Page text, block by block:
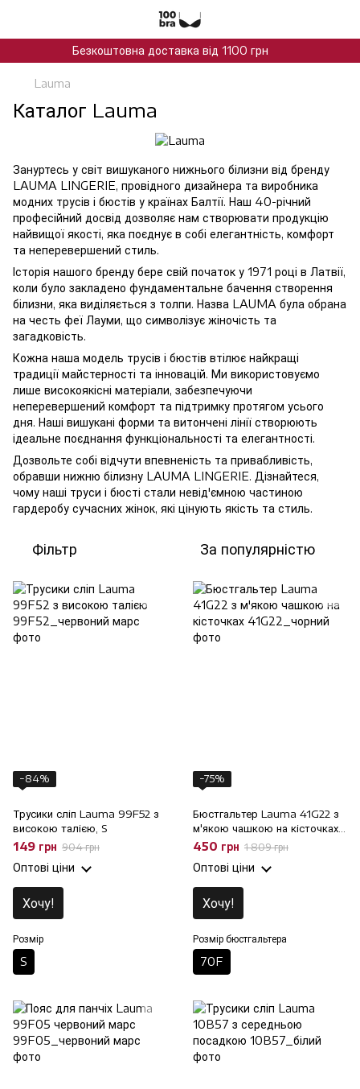
Безкоштовна доставка від 1100 грн
Lauma
Каталог Lauma
Зануртесь у світ вишуканого нижнього білизни від бренду
LAUMA LINGERIE, провідного дизайнера та виробника
модних трусів і бюстів у країнах Балтії. Наш 40-річний
професійний досвід дозволяє нам створювати продукцію
найвищої якості, яка поєднує в собі елегантність, комфорт
та неперевершений стиль.
Історія нашого бренду бере свій початок у 1971 році в Латвії,
коли було закладено фундаментальне бачення створення
білизни, яка виділяється з толпи. Назва LAUMA була обрана
на честь феї Лауми, що символізує жіночість та
загадковість.
Кожна наша модель трусів і бюстів втілює найкращі
традиції майстерності та інновацій. Ми використовуємо
лише високоякісні матеріали, забезпечуючи
неперевершений комфорт та підтримку протягом усього
дня. Наші вишукані форми та витончені лінії створюють
ідеальне поєднання функціональності та елегантності.
Дозвольте собі відчути впевненість та привабливість,
обравши нижню білизну LAUMA LINGERIE. Дізнайтеся,
чому наші труси і бюсті стали невід'ємною частиною
гардеробу сучасних жінок, які цінують якість та стиль.
Фільтр За популярністю
−84%
Трусики сліп Lauma 99F52 з
високою талією, S
149 грн 904 грн
Оптові ціни
Хочу!
Розмір
S
−75%
Бюстгальтер Lauma 41G22 з
м'якою чашкою на кісточках,
70F
450 грн 1 809 грн
Оптові ціни
Хочу!
Розмір бюстгальтера
70F